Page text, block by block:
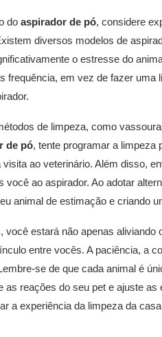
do aspirador de pó, considere
diversos modelos de
o estresse do
frequência, em vez de fazer
de limpeza, como
de pó, tente programar a limpeza
ao veterinário. Além disso,
você ao aspirador. Ao adotar
animal de estimação e criando
estará não apenas aliviando
entre vocês. A paciência, a
se de que cada animal é
as reações do seu pet e ajuste
a experiência da limpeza da